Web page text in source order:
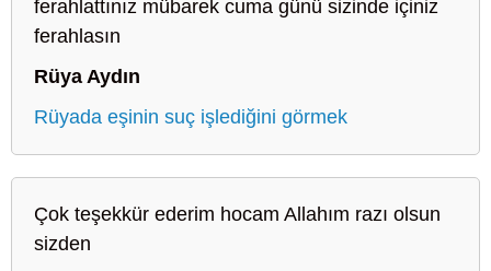
ferahlattınız mübarek cuma günü sizinde içiniz
ferahlasın
Rüya Aydın
Rüyada eşinin suç işlediğini görmek
Çok teşekkür ederim hocam Allahım razı olsun
sizden